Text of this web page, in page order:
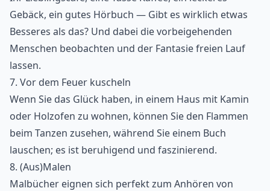
Gebäck, ein gutes Hörbuch — Gibt es wirklich etwas
Besseres als das? Und dabei die vorbeigehenden
Menschen beobachten und der Fantasie freien Lauf
lassen.
7. Vor dem Feuer kuscheln
Wenn Sie das Glück haben, in einem Haus mit Kamin
oder Holzofen zu wohnen, können Sie den Flammen
beim Tanzen zusehen, während Sie einem Buch
lauschen; es ist beruhigend und faszinierend.
8. (Aus)Malen
Malbücher eignen sich perfekt zum Anhören von